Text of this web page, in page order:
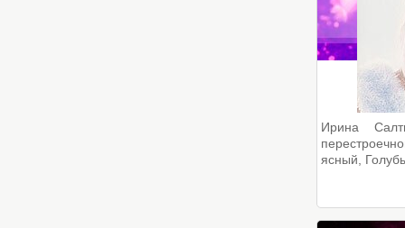
Ирина
ясный,